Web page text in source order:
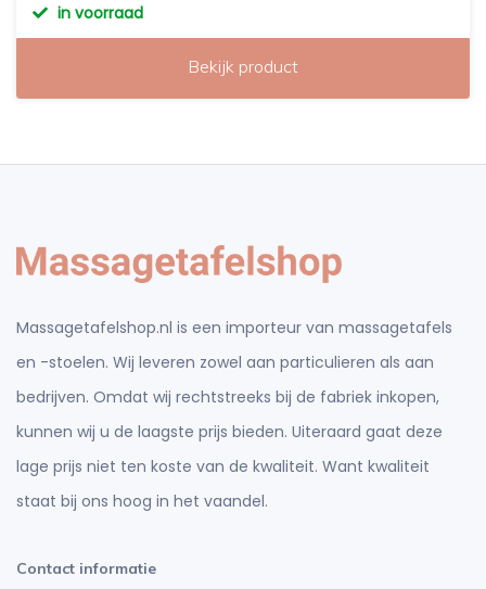
in voorraad
Bekijk product
Massagetafelshop.nl is een importeur van massagetafels
en -stoelen. Wij leveren zowel aan particulieren als aan
bedrijven. Omdat wij rechtstreeks bij de fabriek inkopen,
kunnen wij u de laagste prijs bieden. Uiteraard gaat deze
lage prijs niet ten koste van de kwaliteit. Want kwaliteit
staat bij ons hoog in het vaandel.
Contact informatie